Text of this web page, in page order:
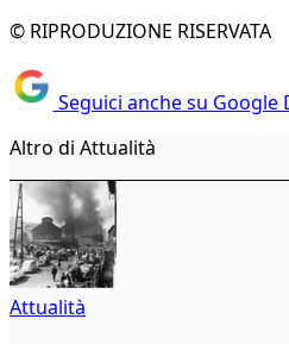
© RIPRODUZIONE RISERVATA
Seguici anche su Google
Altro di Attualità
Attualità